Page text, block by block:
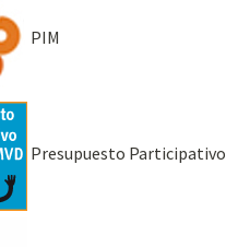
PIM
Presupuesto Participativo